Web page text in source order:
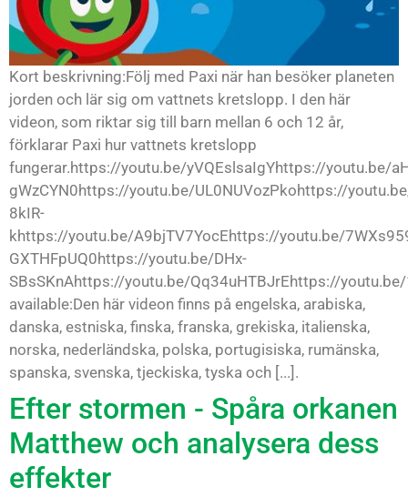
Kort beskrivning:Följ med Paxi när han besöker planeten
jorden och lär sig om vattnets kretslopp. I den här
videon, som riktar sig till barn mellan 6 och 12 år,
förklarar Paxi hur vattnets kretslopp
fungerar.https://youtu.be/yVQEslsaIgYhttps://youtu.be/
gWzCYN0https://youtu.be/UL0NUVozPkohttps://
8kIR-
khttps://youtu.be/A9bjTV7YocEhttps://youtu.be/
GXTHFpUQ0https://youtu.be/DHx-
SBsSKnAhttps://youtu.be/Qq34uHTBJrEhttps://
available:Den här videon finns på engelska, arabiska,
danska, estniska, finska, franska, grekiska, italienska,
norska, nederländska, polska, portugisiska, rumänska,
spanska, svenska, tjeckiska, tyska och [...].
Efter stormen - Spåra orkanen
Matthew och analysera dess
effekter